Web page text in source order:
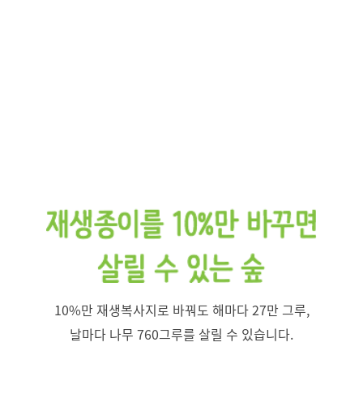
10%만 재생복사지로 바꿔도 해마다 27만 그루,
날마다 나무 760그루를 살릴 수 있습니다.